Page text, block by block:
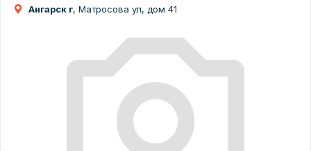
Ангарск г, Матросова ул, дом 41